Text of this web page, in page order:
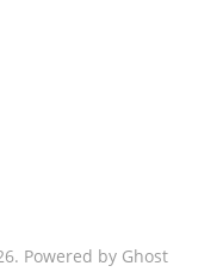
Powered by Ghost